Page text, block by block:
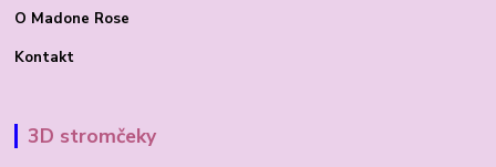
O Madone Rose
Kontakt
3D stromčeky